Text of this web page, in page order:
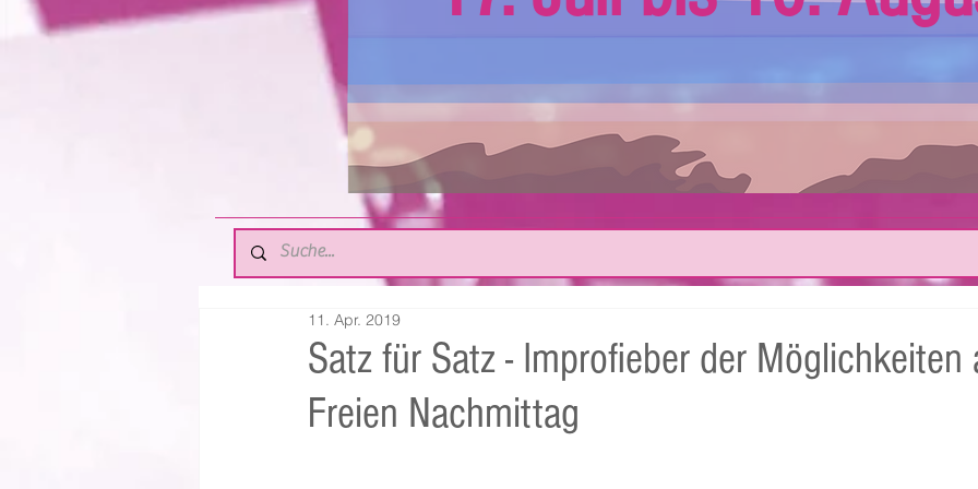
Satz für Satz - Improfieber der Möglichkeiten
Freien Nachmittag
11. Apr. 2019